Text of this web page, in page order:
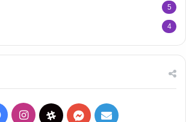
5
4
FacebookInstagramThreadsMessenger
Mail